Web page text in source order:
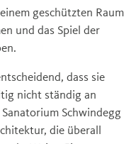
geschützten Raum
und das Spiel der
dass sie
nicht ständig an
Schwindegg
die überall